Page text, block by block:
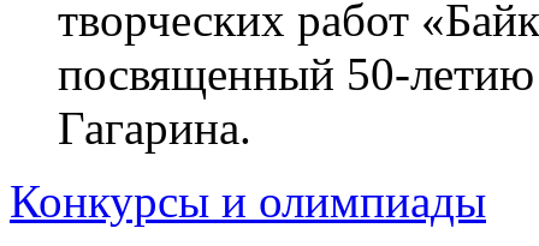
творческих работ
посвященный 50-летию
Гагарина.
Конкурсы и олимпиады